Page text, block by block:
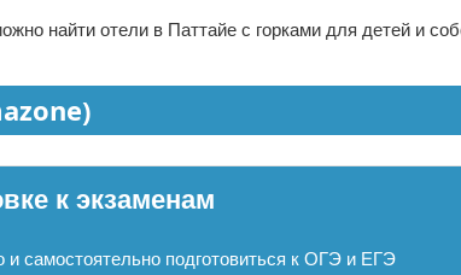
найти отели в Паттайе с горками для детей и
к экзаменам
самостоятельно подготовиться к ОГЭ и ЕГЭ